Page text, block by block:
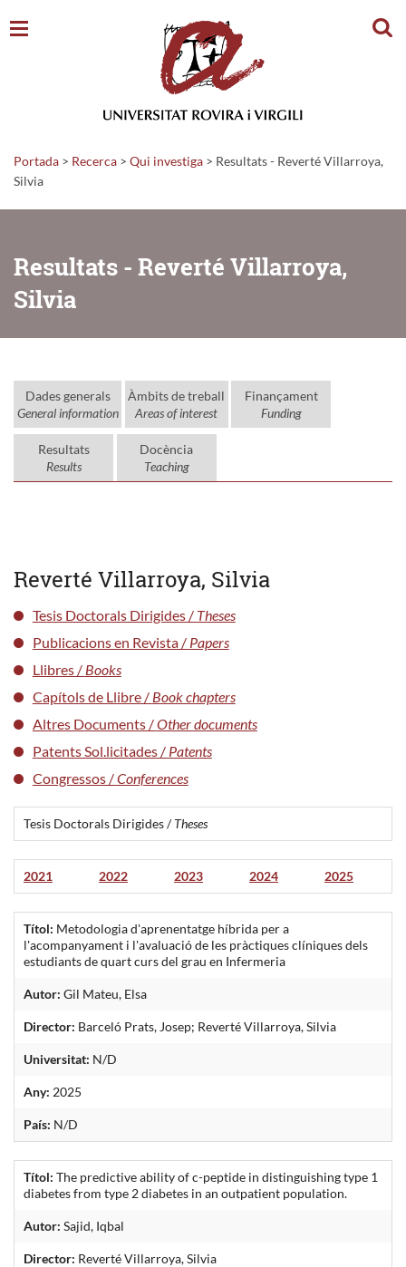
Portada > Recerca > Qui investiga > Resultats - Reverté Villarroya,
Silvia
Resultats - Reverté Villarroya,
Silvia
Dades generals
General information
Àmbits de treball
Areas of interest
Finançament
Funding
Resultats
Results
Docència
Teaching
Reverté Villarroya, Silvia
Tesis Doctorals Dirigides / Theses
Publicacions en Revista / Papers
Llibres / Books
Capítols de Llibre / Book chapters
Altres Documents /Other documents
Patents Sol.licitades / Patents
Congressos /Conferences
Tesis Doctorals Dirigides /Theses
2021 2022 2023 2024 2025
Títol: Metodologia d'aprenentatge híbrida per a
l'acompanyament i l'avaluació de les pràctiques clíniques dels
estudiants de quart curs del grau en Infermeria
Autor: Gil Mateu, Elsa
Director: Barceló Prats, Josep; Reverté Villarroya, Silvia
Universitat: N/D
Any: 2025
País: N/D
Títol: The predictive ability of c-peptide in distinguishing type 1
diabetes from type 2 diabetes in an outpatient population.
Autor: Sajid, Iqbal
Director: Reverté Villarroya, Silvia